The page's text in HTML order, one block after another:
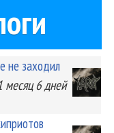
заходил
месяц 6 дней